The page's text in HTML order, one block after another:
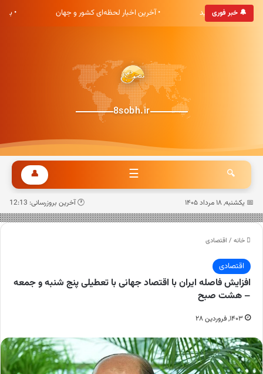
🔔 خبر فوری
هشت صبح خوش آمدید • آخرین اخبار لحظه‌ای کشور و جهان •
8sobh.ir
🔍
☰
👤
📅 یکشنبه, ۱۸ مرداد ۱۴۰۵ 🕐 آخرین بروزرسانی: 12:13
خانه / اقتصادی
اقتصادی
افزایش فاصله ایران با اقتصاد جهانی با تعطیلی پنج‌ شنبه و جمعه
– هشت صبح
۱۴۰۳, فروردین ۲۸